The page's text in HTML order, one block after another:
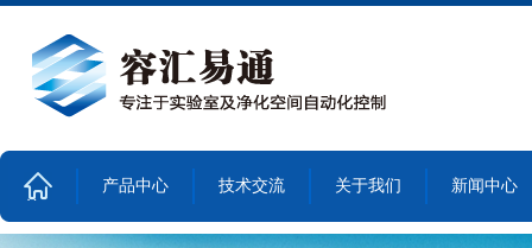
产品中心 技术交流 关于我们 新闻中心